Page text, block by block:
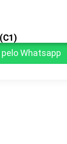
Whatsapp